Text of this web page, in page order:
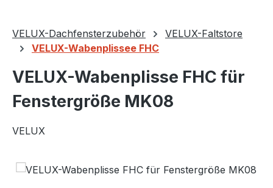
VELUX-Dachfensterzubehör
VELUX-Faltstore
VELUX-Wabenplissee FHC
VELUX-Wabenplisse FHC für
Fenstergröße MK08
VELUX
Bildergalerie überspringen